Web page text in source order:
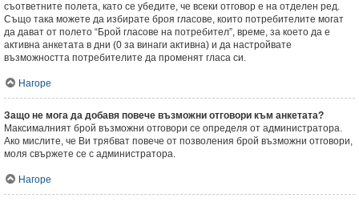
съответните полета, като се убедите, че всеки отговор е на отделен ред.
Също така можете да избирате броя гласове, които потребителите могат
да дават от полето “Брой гласове на потребител”, време, за което да е
активна анкетата в дни (0 за винаги активна) и да настройвате
възможността потребителите да променят гласа си.
Нагоре
Защо не мога да добавя повече възможни отговори към анкетата?
Максималният брой възможни отговори се определя от администратора.
Ако мислите, че Ви трябват повече от позволения брой възможни отговори,
моля свържете се с администратора.
Нагоре